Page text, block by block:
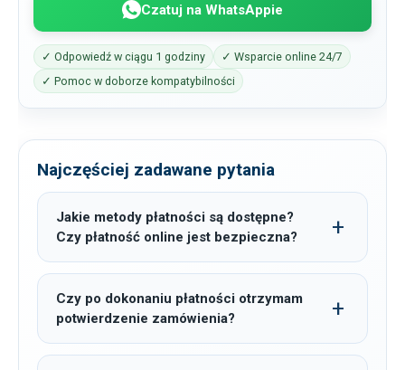
Czatuj na WhatsAppie
✓ Odpowiedź w ciągu 1 godziny
✓ Wsparcie online 24/7
✓ Pomoc w doborze kompatybilności
Najczęściej zadawane pytania
Jakie metody płatności są dostępne?
Czy płatność online jest bezpieczna?
Czy po dokonaniu płatności otrzymam
potwierdzenie zamówienia?